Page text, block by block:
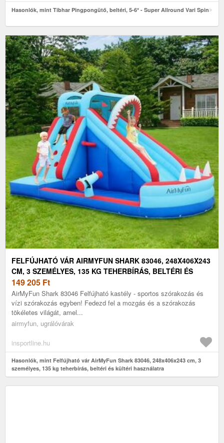
Hasonlók, mint Tibhar Pingpongütő, beltéri, 5-6* - Super Allround Vari Spin
FELFÚJHATÓ VÁR AIRMYFUN SHARK 83046, 248X406X243
CM, 3 SZEMÉLYES, 135 KG TEHERBÍRÁS, BELTÉRI ÉS
KÜLTÉRI HASZNÁLATRA
149 205 Ft
AirMyFun Shark 83046 Felfújható kastély - sportos szórakozás és
vízi szórakozás egyben! Fedezd fel a mozgás és a szórakozás
tökéletes világát, amel...
airmyfun, ugrálóvárak
insportline.hu
Hasonlók, mint Felfújható vár AirMyFun Shark 83046, 248x406x243 cm, 3
személyes, 135 kg teherbírás, beltéri és kültéri használatra